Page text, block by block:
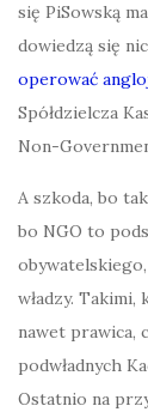
się PiSowską
dowiedzą się
operować
Spółdzielcza
Non-
A szkoda, bo
bo NGO to
władzy.
nawet prawica,
podwładnych
Ostatnio na